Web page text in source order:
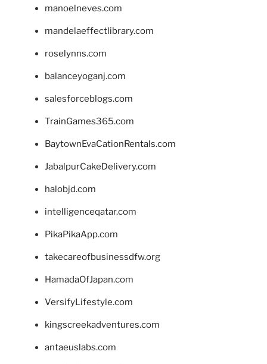
manoelneves.com
mandelaeffectlibrary.com
roselynns.com
balanceyoganj.com
salesforceblogs.com
TrainGames365.com
BaytownEvaCationRentals.com
JabalpurCakeDelivery.com
halobjd.com
intelligenceqatar.com
PikaPikaApp.com
takecareofbusinessdfw.org
HamadaOfJapan.com
VersifyLifestyle.com
kingscreekadventures.com
antaeuslabs.com